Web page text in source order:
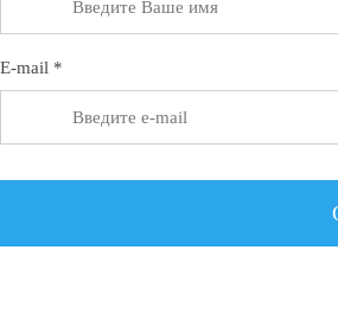
E-mail *